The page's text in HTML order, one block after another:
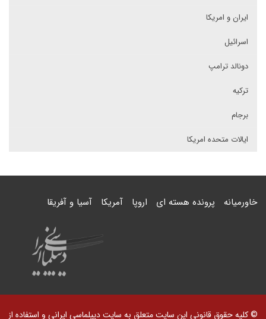
ایران و امریکا
اسرائیل
دونالد ترامپ
ترکیه
برجام
ایالات متحده امریکا
خاورمیانه پرونده هسته ای اروپا آمریکا آسیا و آفریقا
© کلیه حقوق قانونی این سایت متعلق به سایت دیپلماسی ایرانی و استفاده از